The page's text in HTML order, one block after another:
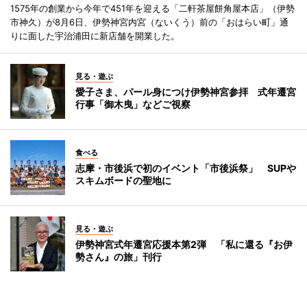
1575年の創業から今年で451年を迎える「二軒茶屋餅角屋本店」（伊勢
市神久）が8月6日、伊勢神宮内宮（ないくう）前の「おはらい町」通
りに面した宇治浦田に新店舗を開業した。
見る・遊ぶ
愛子さま、パール身につけ伊勢神宮参拝 式年遷宮
行事「御木曳」などご視察
食べる
志摩・市後浜で初のイベント「市後浜祭」 SUPや
スキムボードの聖地に
見る・遊ぶ
伊勢神宮式年遷宮応援本第2弾 「私に還る『お伊
勢さん』の旅」刊行